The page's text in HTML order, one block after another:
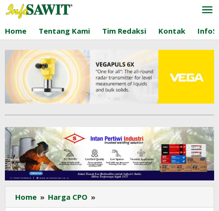
Lewati
ke
konten
Home Tentang Kami Tim Redaksi Kontak
Home » Harga CPO »
CPO